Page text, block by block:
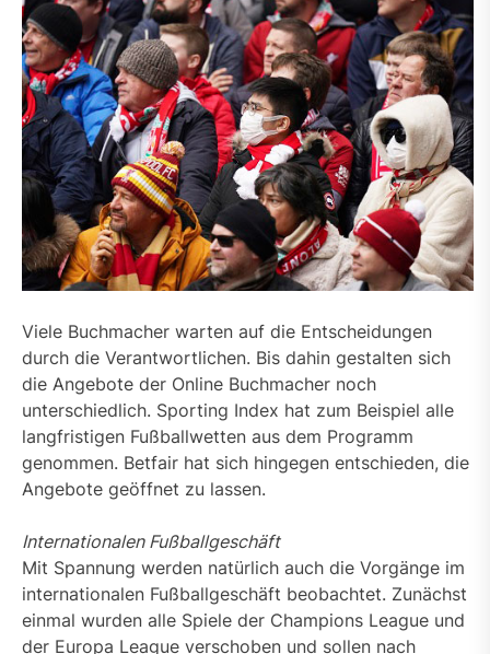
Viele Buchmacher warten auf die Entscheidungen
durch die Verantwortlichen. Bis dahin gestalten sich
die Angebote der Online Buchmacher noch
unterschiedlich. Sporting Index hat zum Beispiel alle
langfristigen Fußballwetten aus dem Programm
genommen. Betfair hat sich hingegen entschieden, die
Angebote geöffnet zu lassen.
Internationalen Fußballgeschäft
Mit Spannung werden natürlich auch die Vorgänge im
internationalen Fußballgeschäft beobachtet. Zunächst
einmal wurden alle Spiele der Champions League und
der Europa League verschoben und sollen nach